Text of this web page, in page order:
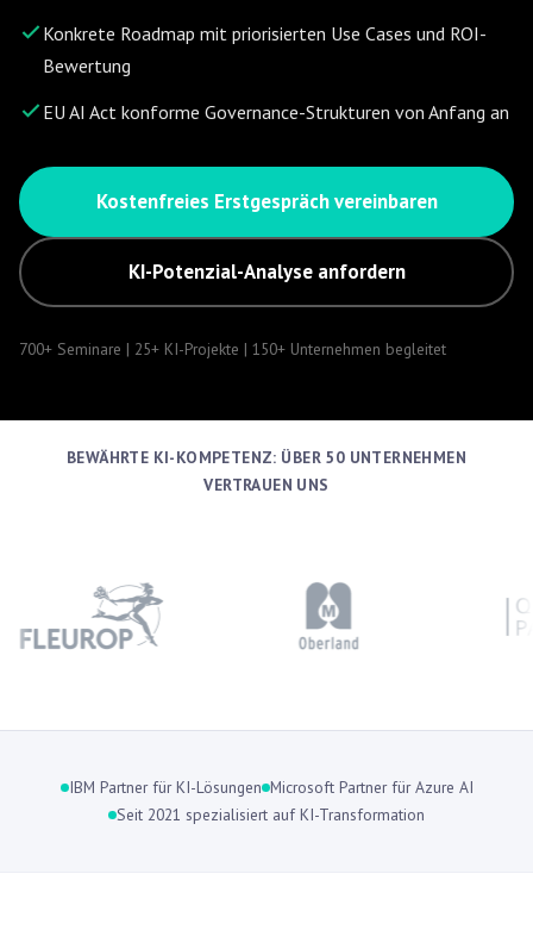
Konkrete Roadmap mit priorisierten Use Cases und ROI-
Bewertung
EU AI Act konforme Governance-Strukturen von Anfang an
Kostenfreies Erstgespräch vereinbaren
KI-Potenzial-Analyse anfordern
700+ Seminare | 25+ KI-Projekte | 150+ Unternehmen begleitet
BEWÄHRTE KI-KOMPETENZ: ÜBER 50 UNTERNEHMEN
VERTRAUEN UNS
IBM Partner für KI-Lösungen Microsoft Partner für Azure AI
Seit 2021 spezialisiert auf KI-Transformation